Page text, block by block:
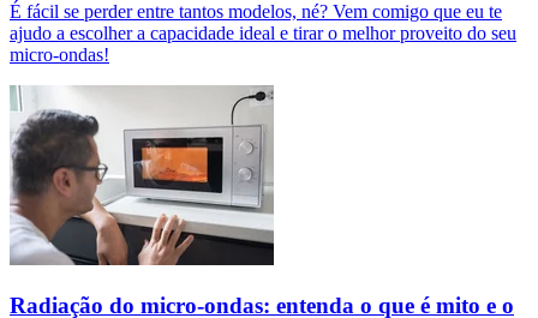
É fácil se perder entre tantos modelos, né? Vem comigo que eu te
ajudo a escolher a capacidade ideal e tirar o melhor proveito do seu
micro-ondas!
Radiação do micro-ondas: entenda o que é mito e o